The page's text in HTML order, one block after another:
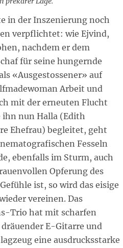
in der Inszenierung noch
verpflichtet: wie Ejvind,
nachdem er dem
für seine hungernde
«Ausgestossener» auf
Arbeit und
mit der erneuten Flucht
ihn nun Halla (Edith
Ehefrau) begleitet, geht
Fesseln
ebenfalls im Sturm, auch
Opferung des
ist, so wird das eisige
vereinen. Das
Trio hat mit scharfen
E-Gitarre und
eine ausdrucksstarke